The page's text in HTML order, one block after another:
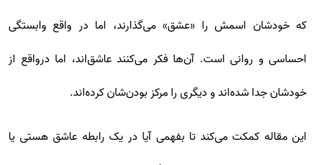
که خودشان اسمش را «عشق» می‌گذارند، اما در واقع وابستگی
احساسی و روانی است. آن‌ها فکر می‌کنند عاشق‌اند، اما درواقع از
خودشان جدا شده‌اند و دیگری را مرکز بودن‌شان کرده‌اند.
این مقاله کمکت می‌کند تا بفهمی آیا در یک رابطه عاشق هستی یا